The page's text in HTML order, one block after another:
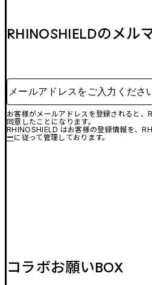
RHINOSHIELDのメル
メールアドレスをご入力ください
お客様がメールアドレスを登録されると、
同意したことになります。
RHINOSHIELD はお客様の登録情報を、
ーに従って管理しております。
コラボお願いBOX